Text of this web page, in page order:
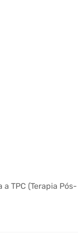
TPC (Terapia Pós-